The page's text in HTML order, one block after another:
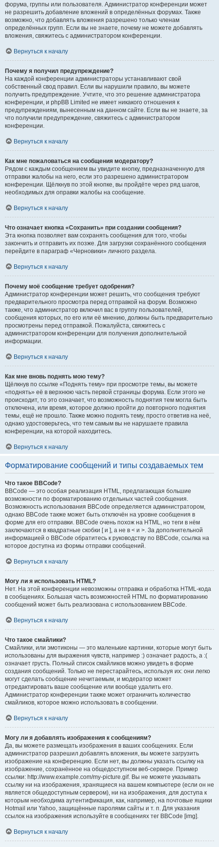
форума, группы или пользователя. Администратор конференции может
не разрешить добавление вложений в определённых форумах. Также
возможно, что добавлять вложения разрешено только членам
определённых групп. Если вы не знаете, почему не можете добавлять
вложения, свяжитесь с администратором конференции.
Вернуться к началу
Почему я получил предупреждение?
На каждой конференции администраторы устанавливают свой
собственный свод правил. Если вы нарушили правило, вы можете
получить предупреждение. Учтите, что это решение администратора
конференции, и phpBB Limited не имеет никакого отношения к
предупреждениям, вынесенным на данном сайте. Если вы не знаете, за
что получили предупреждение, свяжитесь с администратором
конференции.
Вернуться к началу
Как мне пожаловаться на сообщения модератору?
Рядом с каждым сообщением вы увидите кнопку, предназначенную для
отправки жалобы на него, если это разрешено администратором
конференции. Щёлкнув по этой кнопке, вы пройдёте через ряд шагов,
необходимых для оправки жалобы на сообщение.
Вернуться к началу
Что означает кнопка «Сохранить» при создании сообщения?
Эта кнопка позволяет вам сохранять сообщения для того, чтобы
закончить и отправить их позже. Для загрузки сохранённого сообщения
перейдите в параграф «Черновики» личного раздела.
Вернуться к началу
Почему моё сообщение требует одобрения?
Администратор конференции может решить, что сообщения требуют
предварительного просмотра перед отправкой на форум. Возможно
также, что администратор включил вас в группу пользователей,
сообщения которых, по его или её мнению, должны быть предварительно
просмотрены перед отправкой. Пожалуйста, свяжитесь с
администратором конференции для получения дополнительной
информации.
Вернуться к началу
Как мне вновь поднять мою тему?
Щёлкнув по ссылке «Поднять тему» при просмотре темы, вы можете
«поднять» её в верхнюю часть первой страницы форума. Если этого не
происходит, то это означает, что возможность поднятия тем могла быть
отключена, или время, которое должно пройти до повторного поднятия
темы, ещё не прошло. Также можно поднять тему, просто ответив на неё,
однако удостоверьтесь, что тем самым вы не нарушаете правила
конференции, на которой находитесь.
Вернуться к началу
Форматирование сообщений и типы создаваемых тем
Что такое BBCode?
BBCode — это особая реализация HTML, предлагающая большие
возможности по форматированию отдельных частей сообщения.
Возможность использования BBCode определяется администратором,
однако BBCode также может быть отключён на уровне сообщения в
форме для его отправки. BBCode очень похож на HTML, но теги в нём
заключаются в квадратные скобки [ и ], а не в < и >. За дополнительной
информацией о BBCode обратитесь к руководству по BBCode, ссылка на
которое доступна из формы отправки сообщений.
Вернуться к началу
Могу ли я использовать HTML?
Нет. На этой конференции невозможны отправка и обработка HTML-кода
в сообщениях. Большая часть возможностей HTML по форматированию
сообщений может быть реализована с использованием BBCode.
Вернуться к началу
Что такое смайлики?
Смайлики, или эмотиконы — это маленькие картинки, которые могут быть
использованы для выражения чувств, например :) означает радость, а :(
означает грусть. Полный список смайликов можно увидеть в форме
создания сообщений. Только не перестарайтесь, используя их: они легко
могут сделать сообщение нечитаемым, и модератор может
отредактировать ваше сообщение или вообще удалить его.
Администратор конференции также может ограничить количество
смайликов, которое можно использовать в сообщении.
Вернуться к началу
Могу ли я добавлять изображения к сообщениям?
Да, вы можете размещать изображения в ваших сообщениях. Если
администратор разрешил добавлять вложения, вы можете загрузить
изображение на конференцию. Если нет, вы должны указать ссылку на
изображение, сохранённое на общедоступном веб-сервере. Пример
ссылки: http://www.example.com/my-picture.gif. Вы не можете указывать
ссылку ни на изображения, хранящиеся на вашем компьютере (если он не
является общедоступным сервером), ни на изображения, для доступа к
которым необходима аутентификация, как, например, на почтовые ящики
Hotmail или Yahoo, защищённые паролями сайты и т. п. Для указания
ссылок на изображения используйте в сообщениях тег BBCode [img].
Вернуться к началу